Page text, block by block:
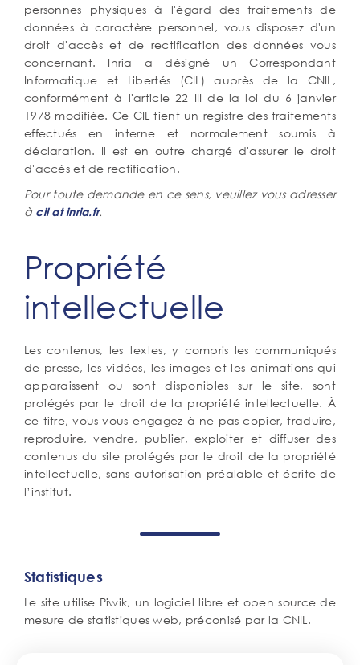
personnes physiques à l'égard des traitements de
données à caractère personnel, vous disposez d'un
droit d'accès et de rectification des données vous
concernant. Inria a désigné un Correspondant
Informatique et Libertés (CIL) auprès de la CNIL,
conformément à l'article 22 III de la loi du 6 janvier
1978 modifiée. Ce CIL tient un registre des traitements
effectués en interne et normalement soumis à
déclaration. Il est en outre chargé d'assurer le droit
d'accès et de rectification.
Pour toute demande en ce sens, veuillez vous adresser
à cil at inria.fr.
Ancre
Propriété
intellectuelle
Corps
de
texte
Les contenus, les textes, y compris les communiqués
de presse, les vidéos, les images et les animations qui
apparaissent ou sont disponibles sur le site, sont
protégés par le droit de la propriété intellectuelle. À
ce titre, vous vous engagez à ne pas copier, traduire,
reproduire, vendre, publier, exploiter et diffuser des
contenus du site protégés par le droit de la propriété
intellectuelle, sans autorisation préalable et écrite de
l’institut.
Statistiques
Le site utilise Piwik, un logiciel libre et open source de
mesure de statistiques web, préconisé par la CNIL.